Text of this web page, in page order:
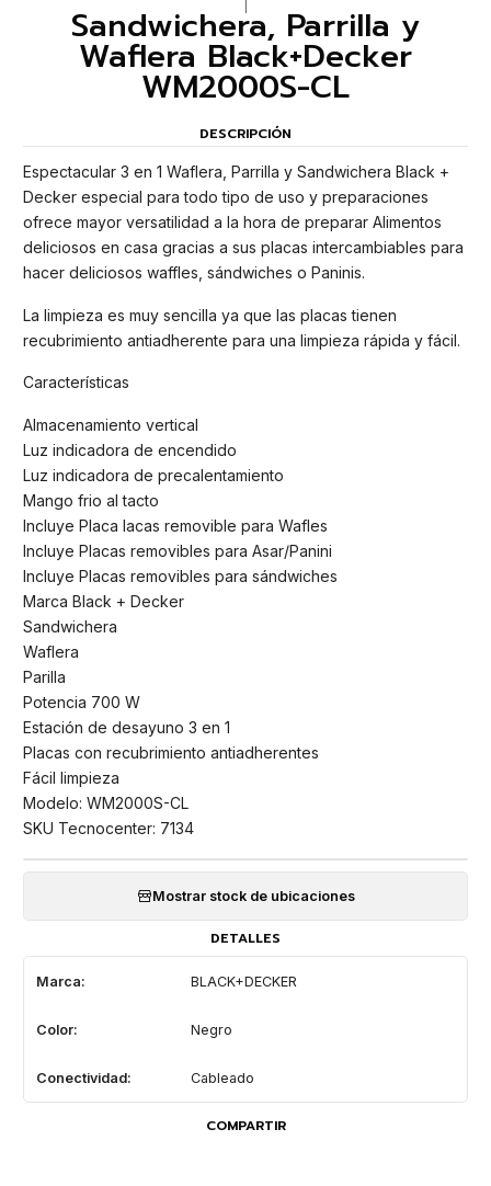
Sandwichera, Parrilla y
Waflera Black+Decker
WM2000S-CL
DESCRIPCIÓN
Espectacular 3 en 1 Waflera, Parrilla y Sandwichera Black +
Decker especial para todo tipo de uso y preparaciones
ofrece mayor versatilidad a la hora de preparar Alimentos
deliciosos en casa gracias a sus placas intercambiables para
hacer deliciosos waffles, sándwiches o Paninis.
La limpieza es muy sencilla ya que las placas tienen
recubrimiento antiadherente para una limpieza rápida y fácil.
Características
Almacenamiento vertical
Luz indicadora de encendido
Luz indicadora de precalentamiento
Mango frio al tacto
Incluye Placa lacas removible para Wafles
Incluye Placas removibles para Asar/Panini
Incluye Placas removibles para sándwiches
Marca Black + Decker
Sandwichera
Waflera
Parilla
Potencia 700 W
Estación de desayuno 3 en 1
Placas con recubrimiento antiadherentes
Fácil limpieza
Modelo: WM2000S-CL
SKU Tecnocenter: 7134
Mostrar stock de ubicaciones
DETALLES
Marca: BLACK+DECKER
Color: Negro
Conectividad: Cableado
COMPARTIR